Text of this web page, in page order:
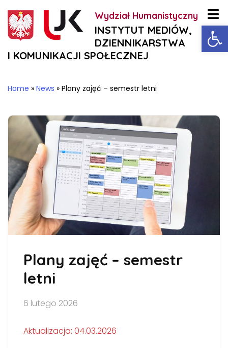
Wydział Humanistyczny
INSTYTUT MEDIÓW,
DZIENNIKARSTWA
I KOMUNIKACJI SPOŁECZNEJ
Home » News » Plany zajęć – semestr letni
Plany zajęć – semestr
letni
6 lutego 2026
Aktualizacja: 04.03.2026